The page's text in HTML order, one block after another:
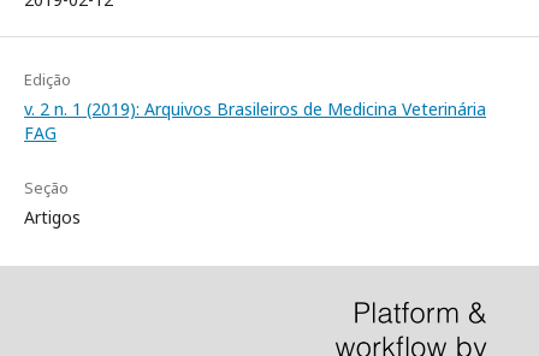
Edição
v. 2 n. 1 (2019): Arquivos Brasileiros de Medicina Veterinária
FAG
Seção
Artigos